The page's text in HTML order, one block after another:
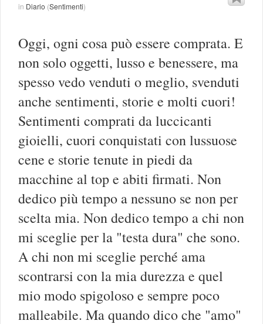
in Diario (Sentimenti)
Oggi, ogni cosa può essere comprata. E
non solo oggetti, lusso e benessere, ma
spesso vedo venduti o meglio, svenduti
anche sentimenti, storie e molti cuori!
Sentimenti comprati da luccicanti
gioielli, cuori conquistati con lussuose
cene e storie tenute in piedi da
macchine al top e abiti firmati. Non
dedico più tempo a nessuno se non per
scelta mia. Non dedico tempo a chi non
mi sceglie per la "testa dura" che sono.
A chi non mi sceglie perché ama
scontrarsi con la mia durezza e quel
mio modo spigoloso e sempre poco
malleabile. Ma quando dico che "amo"